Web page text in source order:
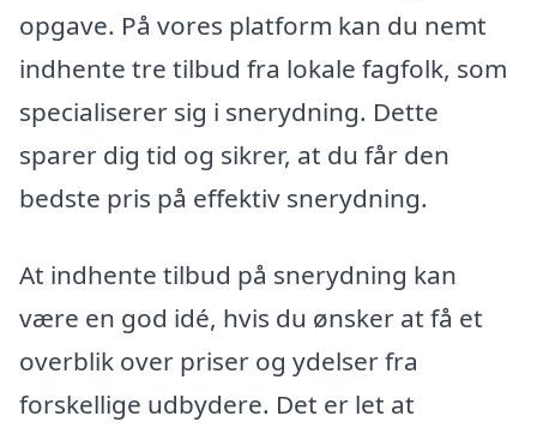
opgave. På vores platform kan du nemt
indhente tre tilbud fra lokale fagfolk, som
specialiserer sig i snerydning. Dette
sparer dig tid og sikrer, at du får den
bedste pris på effektiv snerydning.
At indhente tilbud på snerydning kan
være en god idé, hvis du ønsker at få et
overblik over priser og ydelser fra
forskellige udbydere. Det er let at